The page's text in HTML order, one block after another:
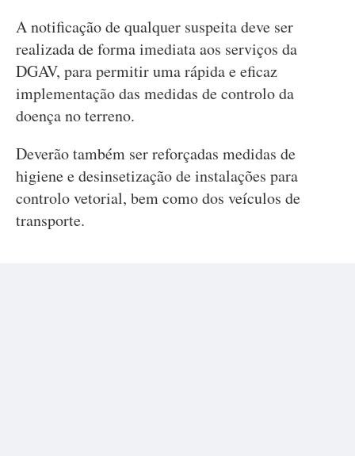
A notificação de qualquer suspeita deve ser
realizada de forma imediata aos serviços da
DGAV, para permitir uma rápida e eficaz
implementação das medidas de controlo da
doença no terreno.
Deverão também ser reforçadas medidas de
higiene e desinsetização de instalações para
controlo vetorial, bem como dos veículos de
transporte.